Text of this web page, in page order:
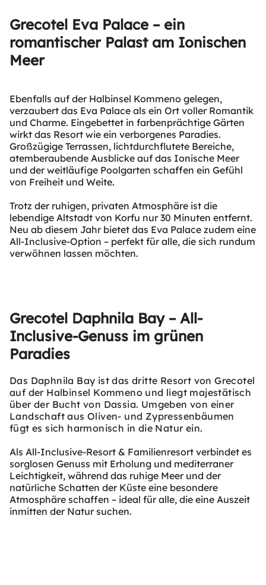
Grecotel Eva Palace – ein
romantischer Palast am Ionischen
Meer
Ebenfalls auf der Halbinsel Kommeno gelegen,
verzaubert das Eva Palace als ein Ort voller Romantik
und Charme. Eingebettet in farbenprächtige Gärten
wirkt das Resort wie ein verborgenes Paradies.
Großzügige Terrassen, lichtdurchflutete Bereiche,
atemberaubende Ausblicke auf das Ionische Meer
und der weitläufige Poolgarten schaffen ein Gefühl
von Freiheit und Weite.
Trotz der ruhigen, privaten Atmosphäre ist die
lebendige Altstadt von Korfu nur 30 Minuten entfernt.
Neu ab diesem Jahr bietet das Eva Palace zudem eine
All-Inclusive-Option – perfekt für alle, die sich rundum
verwöhnen lassen möchten.
Grecotel Daphnila Bay – All-
Inclusive-Genuss im grünen
Paradies
Das Daphnila Bay ist das dritte Resort von Grecotel
auf der Halbinsel Kommeno und liegt majestätisch
über der Bucht von Dassia. Umgeben von einer
Landschaft aus Oliven- und Zypressenbäumen
fügt es sich harmonisch in die Natur ein.
Als All-Inclusive-Resort & Familienresort verbindet es
sorglosen Genuss mit Erholung und mediterraner
Leichtigkeit, während das ruhige Meer und der
natürliche Schatten der Küste eine besondere
Atmosphäre schaffen – ideal für alle, die eine Auszeit
inmitten der Natur suchen.